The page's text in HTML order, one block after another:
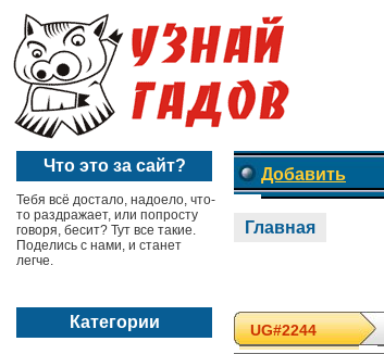
Что это за сайт?
Тебя всё достало, надоело, что-
то раздражает, или попросту
говоря, бесит? Тут все такие.
Поделись с нами, и станет
легче.
Категории
Добавить
Главная
UG#2244